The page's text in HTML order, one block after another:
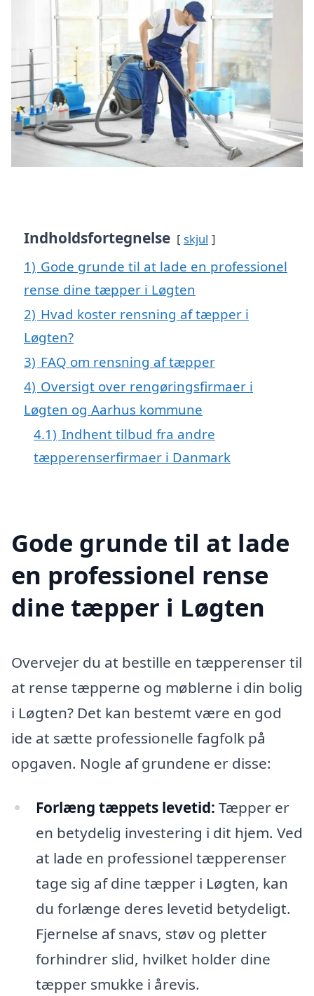
Indholdsfortegnelse skjul
1) Gode grunde til at lade en professionel
rense dine tæpper i Løgten
2) Hvad koster rensning af tæpper i
Løgten?
3) FAQ om rensning af tæpper
4) Oversigt over rengøringsfirmaer i
Løgten og Aarhus kommune
4.1) Indhent tilbud fra andre
tæpperenserfirmaer i Danmark
Gode grunde til at lade
en professionel rense
dine tæpper i Løgten
Overvejer du at bestille en tæpperenser til
at rense tæpperne og møblerne i din bolig
i Løgten? Det kan bestemt være en god
ide at sætte professionelle fagfolk på
opgaven. Nogle af grundene er disse:
Forlæng tæppets levetid: Tæpper er
en betydelig investering i dit hjem. Ved
at lade en professionel tæpperenser
tage sig af dine tæpper i Løgten, kan
du forlænge deres levetid betydeligt.
Fjernelse af snavs, støv og pletter
forhindrer slid, hvilket holder dine
tæpper smukke i årevis.